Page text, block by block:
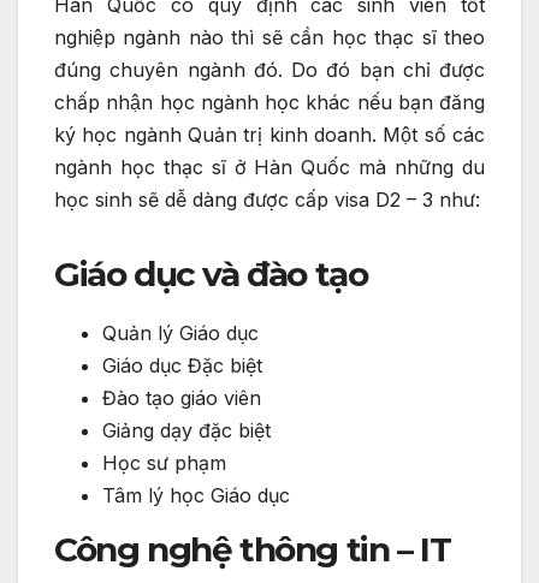
Hàn Quốc có quy định các sinh viên tốt
nghiệp ngành nào thì sẽ cần học thạc sĩ theo
đúng chuyên ngành đó. Do đó bạn chỉ được
chấp nhận học ngành học khác nếu bạn đăng
ký học ngành Quản trị kinh doanh. Một số các
ngành học thạc sĩ ở Hàn Quốc mà những du
học sinh sẽ dễ dàng được cấp visa D2 – 3 như:
Giáo dục và đào tạo
Quản lý Giáo dục
Giáo dục Đặc biệt
Đào tạo giáo viên
Giảng dạy đặc biệt
Học sư phạm
Tâm lý học Giáo dục
Công nghệ thông tin – IT